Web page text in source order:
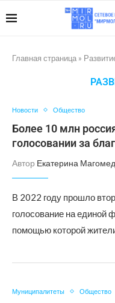
Главная страница »
Новости Общество
Более 10 млн
голосовании за
Автор Екатерина
В 2022 году прошло
голосование на единой
помощью которой
Муниципалитеты Общество